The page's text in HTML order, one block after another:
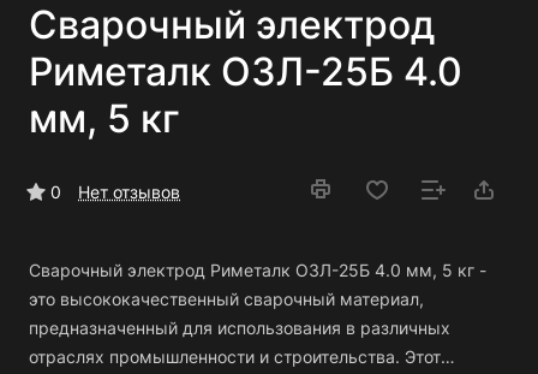
Сварочный электрод
Риметалк ОЗЛ-25Б 4.0
мм, 5 кг
0 Нет отзывов
Сварочный электрод Риметалк ОЗЛ-25Б 4.0 мм, 5 кг -
это высококачественный сварочный материал,
предназначенный для использования в различных
отраслях промышленности и строительства. Этот